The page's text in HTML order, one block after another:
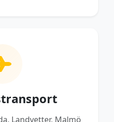
Landvetter, Malmö